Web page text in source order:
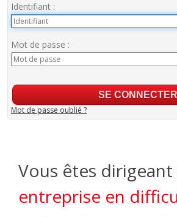
Identifiant :
Mot de passe :
Mot de passe oublié ?
Vous êtes dirigeant
entreprise en